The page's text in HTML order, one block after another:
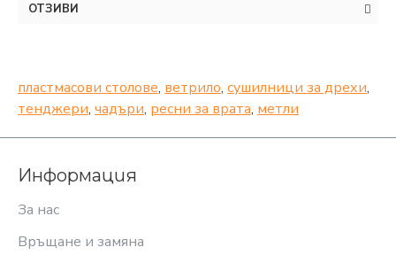
ОТЗИВИ
пластмасови столове, ветрило, сушилници за дрехи,
тенджери, чадъри, ресни за врата, метли
Информация
За нас
Връщане и замяна